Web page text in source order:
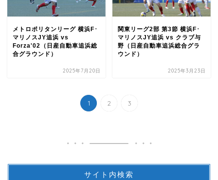
メトロポリタンリーグ 横浜F･
マリノスJY追浜 vs
Forza'02（日産自動車追浜総
合グラウンド）
2025年7月20日
関東リーグ2部 第3節 横浜F･
マリノスJY追浜 vs クラブ与
野（日産自動車追浜総合グラ
ウンド）
2025年3月23日
1 2 3
サイト内検索